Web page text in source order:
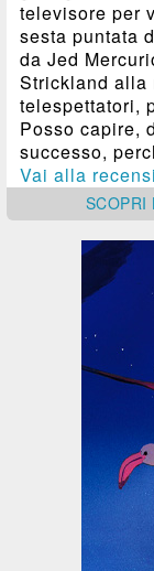
televisore per
sesta puntata
da Jed
Strickland alla
telespettatori,
Posso capire,
successo,
Vai alla
SCOPRI